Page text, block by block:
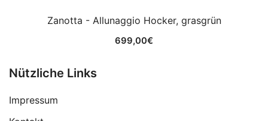
Zanotta - Allunaggio Hocker, grasgrün
699,00€
Nützliche Links
Impressum